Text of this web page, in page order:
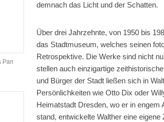
Pan
demnach das Licht und der Schatten.
Über drei Jahrzehnte, von 1950 bis
das Stadtmuseum, welches seinen
Retrospektive. Die Werke sind nicht
stellen auch einzigartige
und Bürger der Stadt ließen sich in
Persönlichkeiten wie Otto Dix oder
Heimatstadt Dresden, wo er in engem
stand, entwickelte Walther eine